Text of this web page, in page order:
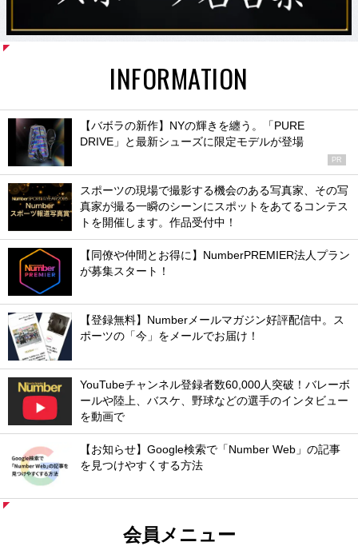
INFORMATION
【バボラの新作】NYの輝きを纏う。「PURE
DRIVE」と最新シューズに限定モデルが登場
PR
スポーツの現場で撮影する機会のある写真家、その写
真家が撮る一瞬のシーンにスポットをあてるコンテス
トを開催します。作品受付中！
【同僚や仲間とお得に】NumberPREMIER法人プラン
が募集スタート！
【登録無料】Numberメールマガジン好評配信中。ス
ポーツの「今」をメールでお届け！
YouTubeチャンネル登録者数60,000人突破！バレーボ
ールや陸上、バスケ、野球などの選手のインタビュー
を動画で
【お知らせ】Google検索で「Number Web」の記事
を見つけやすくする方法
会員メニュー